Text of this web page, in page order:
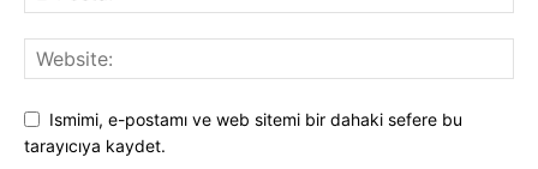
Ismimi, e-postamı ve web sitemi bir dahaki sefere bu
tarayıcıya kaydet.